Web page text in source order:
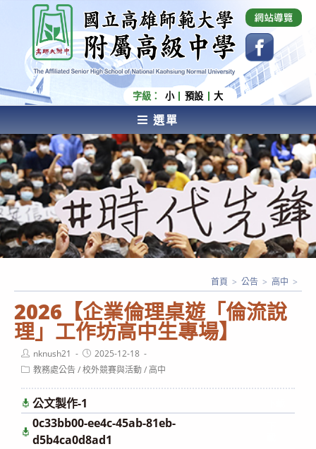
內
容
國立高雄師範大學附屬高級中學 Affiliated Senior
High School of National Kaohsiung Normal
University
字級： 小 預設 大
選單
AFFILIATED SENIOR HIGH SCHOOL OF NATIONAL
KAOHSIUNG NORMAL UNIVERSITY
2026【企業倫理桌遊「倫流說
理」工作坊高中生專場】
首頁 > 公告 > 高中 >
Post
author:
nknush21
Post
published:
2025-12-18
Post教務處公告/校外競賽與活動/高中
公文製作-1
0c33bb00-ee4c-45ab-81eb-
d5b4ca0d8ad1